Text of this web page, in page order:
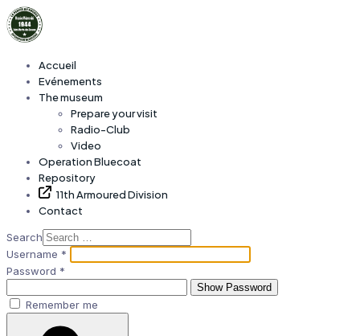
Accueil
Evénements
The museum
Prepare your visit
Radio-Club
Video
Operation Bluecoat
Repository
11th Armoured Division
Contact
Search
Username *
Password *
Show Password
Remember me